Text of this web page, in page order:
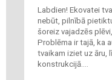
Labdien! Ekovatei
nebūt, pilnībā
šoreiz vajadzēs
Problēma ir tajā, ka
tvaikam iziet uz āru,
konstrukcijā....